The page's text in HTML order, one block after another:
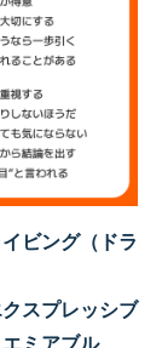
イビング（ドラ
クスプレッシブ